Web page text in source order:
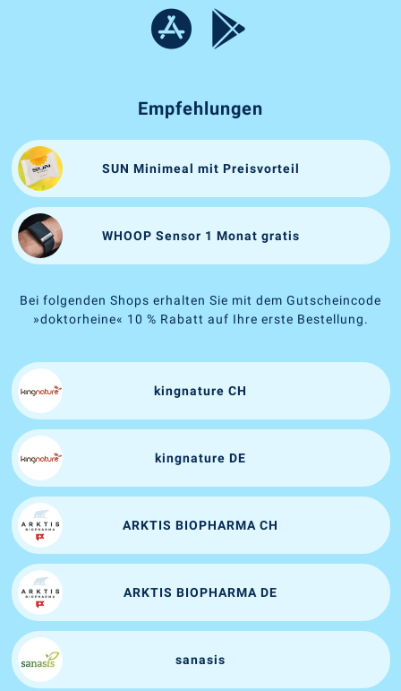
Empfehlungen
SUN Minimeal mit Preisvorteil
WHOOP Sensor 1 Monat gratis
Bei folgenden Shops erhalten Sie mit dem Gutscheincode
»doktorheine« 10 % Rabatt auf Ihre erste Bestellung.
kingnature CH
kingnature DE
ARKTIS BIOPHARMA CH
ARKTIS BIOPHARMA DE
sanasis